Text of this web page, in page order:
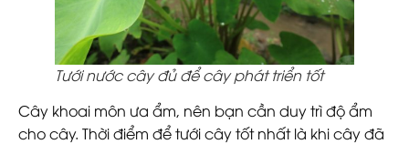
Tưới nước cây đủ để cây phát triển tốt
Cây khoai môn ưa ẩm, nên bạn cần duy trì độ ẩm
cho cây. Thời điểm để tưới cây tốt nhất là khi cây đã